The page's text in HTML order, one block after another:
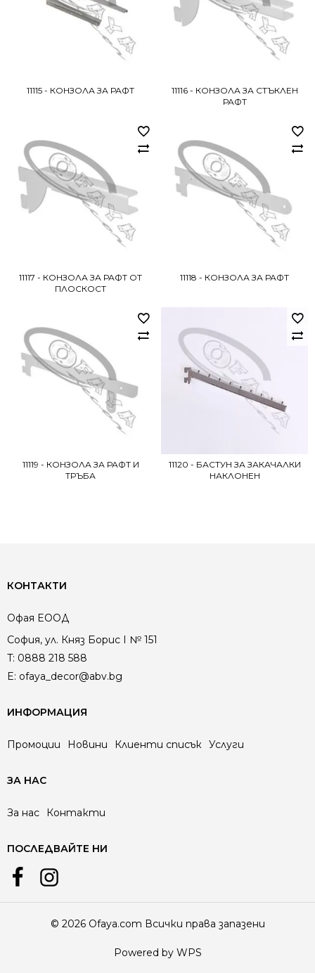
11115 - КОНЗОЛА ЗА РАФТ
11116 - КОНЗОЛА ЗА СТЪКЛЕН
РАФТ
11117 - КОНЗОЛА ЗА РАФТ ОТ
ПЛОСКОСТ
11118 - КОНЗОЛА ЗА РАФТ
11119 - КОНЗОЛА ЗА РАФТ И
ТРЪБА
11120 - БАСТУН ЗА ЗАКАЧАЛКИ
НАКЛОНЕН
КОНТАКТИ
Офая EООД
София, ул. Княз Борис I № 151
T: 0888 218 588
E: ofaya_decor@abv.bg
ИНФОРМАЦИЯ
Промоции Новини Клиенти списък Услуги
ЗА НАС
За нас Контакти
ПОСЛЕДВАЙТЕ НИ
© 2026 Ofaya.com Всички права запазени
Powered by WPS